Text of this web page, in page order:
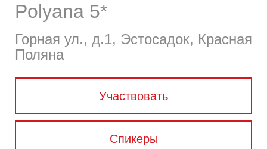
Polyana 5*
Горная ул., д.1, Эстосадок, Красная
Поляна
Участвовать
Спикеры